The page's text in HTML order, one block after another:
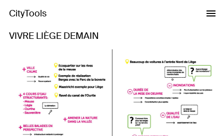
CityTools
VIVRE LIÈGE DEMAIN